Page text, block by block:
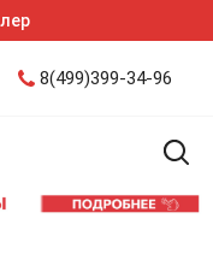
8(499)399-34-96